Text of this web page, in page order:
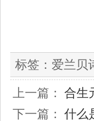
标签： 爱兰贝
上一篇： 合生
下一篇： 什么